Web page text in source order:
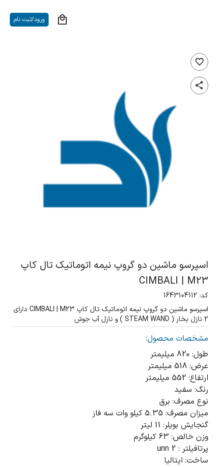
ورود/ثبت نام
اسپرسو ماشین دو گروپ نیمه اتوماتیک تال کاپ
CIMBALI | M23
کد: 1643104112
اسپرسو ماشین دو گروپ نیمه اتوماتیک تال کاپ CIMBALI | M23 دارای
2 نازل بخار ( STEAM WAND ) و نازل آب جوش
مشخصات محصول:
طول: 820 میلیمتر
عرض: 518 میلیمتر
ارتفاع: 552 میلیمتر
رنگ: سفید
نوع مصرف: برق
میزان مصرف: 5.35 کیلو وات سه فاز
گنجایش بویلر: 11 لیتر
وزن خالص: 63 کیلوگرم
پرتافیلتر : 2 unn
ساخت: ایتالیا